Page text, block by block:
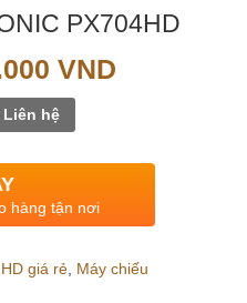
PX704HD
VND.
VND
là:
Liên hệ
hàng tận nơi
giá rẻ Máy chiếu